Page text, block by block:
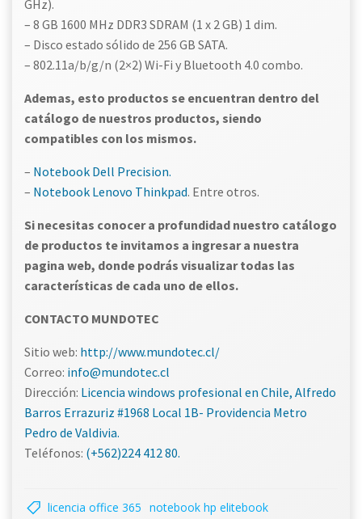
GHz).
– 8 GB 1600 MHz DDR3 SDRAM (1 x 2 GB) 1 dim.
– Disco estado sólido de 256 GB SATA.
– 802.11a/b/g/n (2×2) Wi-Fi y Bluetooth 4.0 combo.
Ademas, esto productos se encuentran dentro del
catálogo de nuestros productos, siendo
compatibles con los mismos.
– Notebook Dell Precision.
– Notebook Lenovo Thinkpad. Entre otros.
Si necesitas conocer a profundidad nuestro catálogo
de productos te invitamos a ingresar a nuestra
pagina web, donde podrás visualizar todas las
características de cada uno de ellos.
CONTACTO MUNDOTEC
Sitio web: http://www.mundotec.cl/
Correo: info@mundotec.cl
Dirección: Licencia windows profesional en Chile, Alfredo
Barros Errazuriz #1968 Local 1B- Providencia Metro
Pedro de Valdivia.
Teléfonos: (+562)224 412 80.
licencia office 365 notebook hp elitebook